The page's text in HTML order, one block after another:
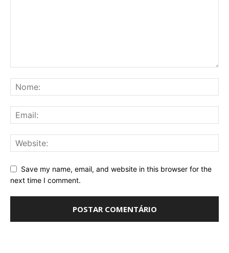
Save my name, email, and website in this browser for the
next time I comment.